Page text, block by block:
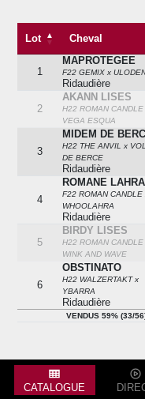
Lot Cheval
Cheval
1
MAPROTEGEE
F22 GEMIX x
Ridaudière
2
AKANN LISES
H22 ROMAN CANDLE
VEGA ESQUA
3
MIDEM DE
H22 THE ANVIL x
DE BERCE
Ridaudière
4
ROMANE LAHRA
F22 ROMAN CANDLE
WHOOLAHRA
Ridaudière
5
BIRDY LISES
H22 ROMAN CANDLE
WINK AND WAVE
6
OBSTINATO
H22 WALZERTAKT x
YBARRA
Ridaudière
MANDELINE
8
MOGAYA
H22 GARY DU
ALIBERTY MONTERG
VENDUS 59% (33/
CATALOGUE